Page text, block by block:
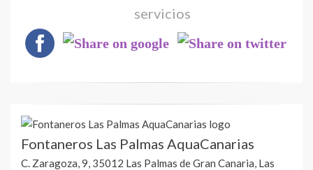
servicios
Fontaneros Las Palmas AquaCanarias
C. Zaragoza, 9, 35012 Las Palmas de Gran Canaria, Las